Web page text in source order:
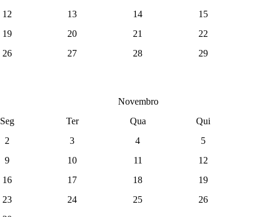
12 13 14 15
19 20 21 22
26 27 28 29
Novembro
Seg Ter Qua Qui
2 3 4 5
9 10 11 12
16 17 18 19
23 24 25 26